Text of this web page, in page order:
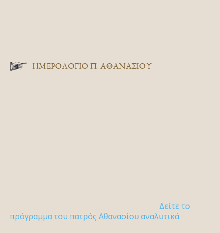
ΗΜΕΡΟΛΟΓΙΟ Π. ΑΘΑΝΑΣΙΟΥ
Δείτε το
πρόγραμμα του πατρός Αθανασίου αναλυτικά